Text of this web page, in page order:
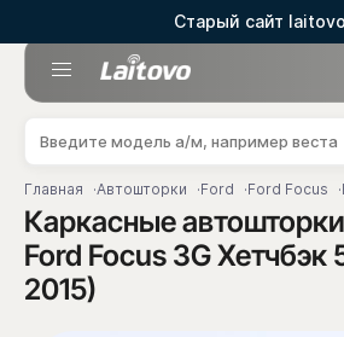
Старый сайт
Главная Автошторки Ford Ford Focus
Каркасные
Ford Focus 3G Хетчбэк
2015)